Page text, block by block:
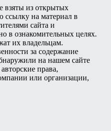
взяты из открытых
на материал в
сайта и
в ознакомительных целях.
их владельцам.
за содержание
на нашем сайте
права,
или организации,